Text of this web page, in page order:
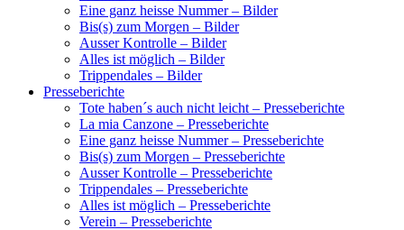
Eine ganz heisse Nummer – Bilder
Bis(s) zum Morgen – Bilder
Ausser Kontrolle – Bilder
Alles ist möglich – Bilder
Trippendales – Bilder
Presseberichte
Tote haben´s auch nicht leicht – Presseberichte
La mia Canzone – Presseberichte
Eine ganz heisse Nummer – Presseberichte
Bis(s) zum Morgen – Presseberichte
Ausser Kontrolle – Presseberichte
Trippendales – Presseberichte
Alles ist möglich – Presseberichte
Verein – Presseberichte